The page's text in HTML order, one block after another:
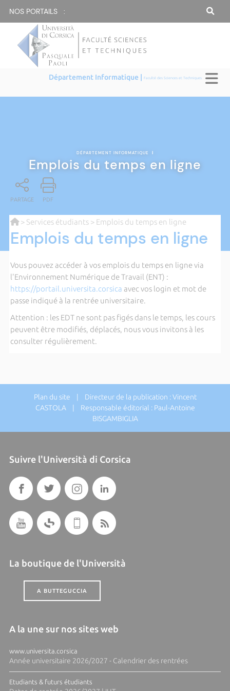
NOS PORTAILS :
Département Informatique |Faculté des Sciences et Techniques
DÉPARTEMENT INFORMATIQUE |
Emplois du temps en ligne
PARTAGE PDF
> Services étudiants> Emplois du temps en ligne
Emplois du temps en ligne
Vous pouvez accéder à vos emplois du temps en ligne via
l'Environnement Numérique de Travail (ENT) :
https://portail.universita.corsica avec vos login et mot de
passe indiqué à la rentrée universitaire.
Attention : les EDT ne sont pas figés dans le temps, les cours
peuvent être modifiés, déplacés, nous vous invitons à les
consulter régulièrement.
Plan du site | Directeur de la publication : Vincent
CASTOLA | Responsable éditorial : Paul-Antoine
BISGAMBIGLIA
Suivre l'Università di Corsica
La boutique de l'Università
A BUTTEGUCCIA
A la une sur nos sites web
www.universita.corsica
Année universitaire 2026/2027 - Calendrier des rentrées
Etudiants & futurs étudiants